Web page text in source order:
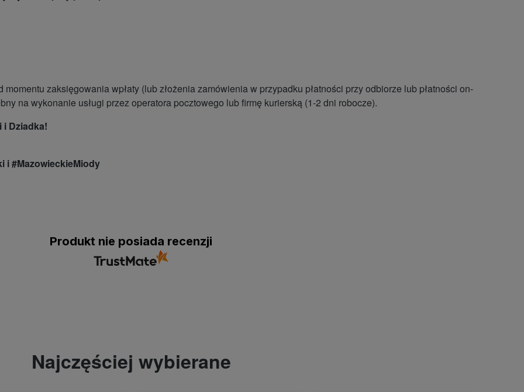
zaksięgowania wpłaty (lub złożenia zamówienia w przypadku płatności przy odbiorze lub płatności on-
na wykonanie usługi przez operatora pocztowego lub firmę kurierską (1-2 dni robocze).
i Dziadka!
i #MazowieckieMiody
Produkt nie posiada recenzji
Najczęściej wybierane